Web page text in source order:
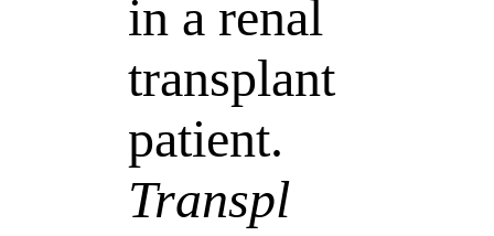
in a renal
transplant
patient.
Transpl